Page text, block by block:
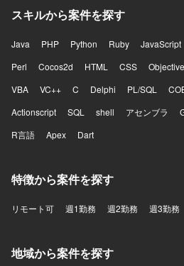
スキルから案件を探す
Java PHP Python Ruby JavaScript
Perl
Cocos2d HTML CSS
VBA
VC++ C Delphi PL/SQL
Actionscript
SQL shell アセンブラ
R言語
Apex Dart
特徴から案件を探す
リモート可 週1勤務 週2勤務 週3勤務
地域から案件を探す